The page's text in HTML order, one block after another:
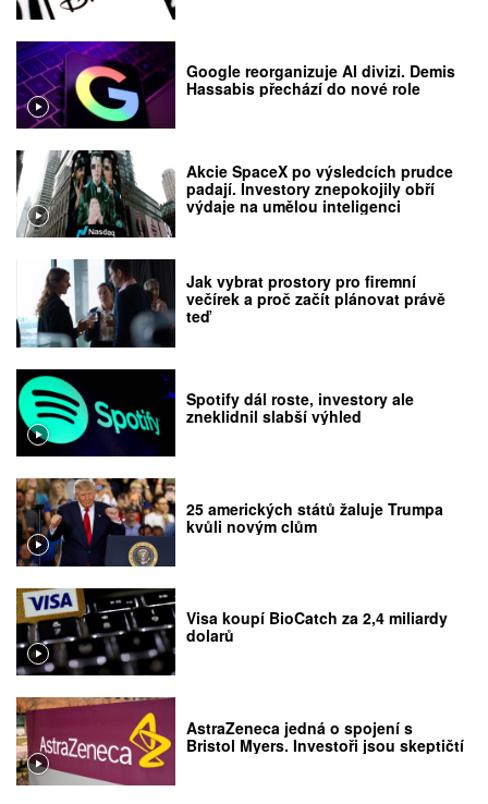
Google reorganizuje AI divizi. Demis
Hassabis přechází do nové role
Akcie SpaceX po výsledcích prudce
padají. Investory znepokojily obří
výdaje na umělou inteligenci
Jak vybrat prostory pro firemní
večírek a proč začít plánovat právě
teď
Spotify dál roste, investory ale
zneklidnil slabší výhled
25 amerických států žaluje Trumpa
kvůli novým clům
Visa koupí BioCatch za 2,4 miliardy
dolarů
AstraZeneca jedná o spojení s
Bristol Myers. Investoři jsou skeptičtí